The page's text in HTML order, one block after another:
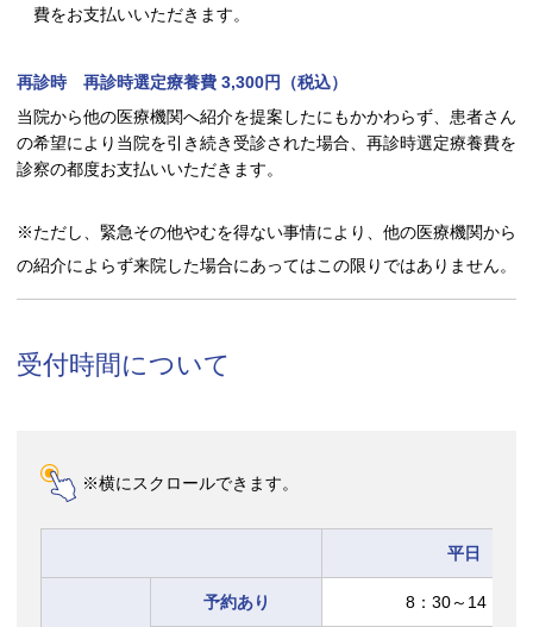
費をお支払いいただきます。
再診時 再診時選定療養費 3,300円（税込）
当院から他の医療機関へ紹介を提案したにもかかわらず、患者さん
の希望により当院を引き続き受診された場合、再診時選定療養費を
診察の都度お支払いいただきます。
※ただし、緊急その他やむを得ない事情により、他の医療機関から
の紹介によらず来院した場合にあってはこの限りではありません。
受付時間について
※横にスクロールできます。
平日
予約あり 8：30～14：30